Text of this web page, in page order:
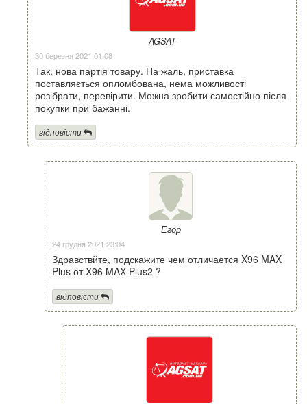
AGSAT
30 березня 2021 01:08
Так, нова партія товару. На жаль, приставка
поставляється опломбована, нема можливості
розібрати, перевірити. Можна зробити самостійно після
покупки при бажанні.
відповісти
Егор
24 грудня 2021 23:04
Здравствйте, подскажите чем отличается X96 MAX
Plus от X96 MAX Plus2 ?
відповісти